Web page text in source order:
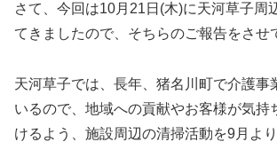
さて、今回は10月21日(木)に天河草子周
てきましたので、そちらのご報告をさせ
天河草子では、長年、猪名川町で介護事
いるので、地域への貢献やお客様が気持
けるよう、施設周辺の清掃活動を9月よ